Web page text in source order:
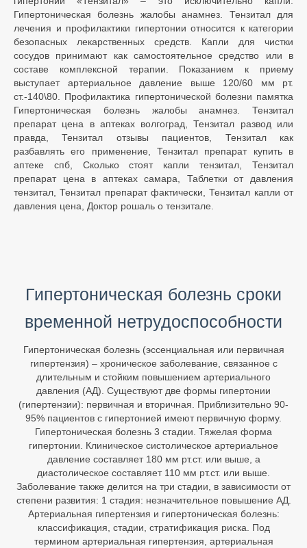
Гипертоническая болезнь жалобы анамнез. Тензитал для
лечения и профилактики гипертонии относится к категории
безопасных лекарственных средств. Капли для чистки
сосудов принимают как самостоятельное средство или в
составе комплексной терапии. Показанием к приему
выступает артериальное давление выше 120/60 мм рт.
ст.-140\80. Профилактика гипертонической болезни памятка
Гипертоническая болезнь жалобы анамнез. Тензитал
препарат цена в аптеках волгоград, Тензитал развод или
правда, Тензитал отзывы пациентов, Тензитал как
разбавлять его применение, Тензитал препарат купить в
аптеке спб, Сколько стоят капли тензитал, Тензитал
препарат цена в аптеках самара, Таблетки от давления
тензитал, Тензитал препарат фактически, Тензитал капли от
давления цена, Доктор рошаль о тензитале.
Гипертоническая болезнь сроки
временной нетрудоспособности
Гипертоническая болезнь (эссенциальная или первичная
гипертензия) – хроническое заболевание, связанное с
длительным и стойким повышением артериального
давления (АД). Существуют две формы гипертонии
(гипертензии): первичная и вторичная. Приблизительно 90-
95% пациентов с гипертонией имеют первичную форму.
Гипертоническая болезнь 3 стадии. Тяжелая форма
гипертонии. Клиническое систолическое артериальное
давление составляет 180 мм рт.ст. или выше, а
диастолическое составляет 110 мм рт.ст. или выше.
Заболевание также делится на три стадии, в зависимости от
степени развития: 1 стадия: незначительное повышение АД.
Артериальная гипертензия и гипертоническая болезнь:
классификация, стадии, стратификация риска. Под
термином артериальная гипертензия, артериальная